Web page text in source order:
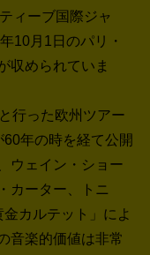
ィーブ国際ジャ
10月1日のパリ・
収められていま
行った欧州ツアー
年の時を経て公開
ウェイン・ショー
カーター、トニ
カルテット」によ
音楽的価値は非常